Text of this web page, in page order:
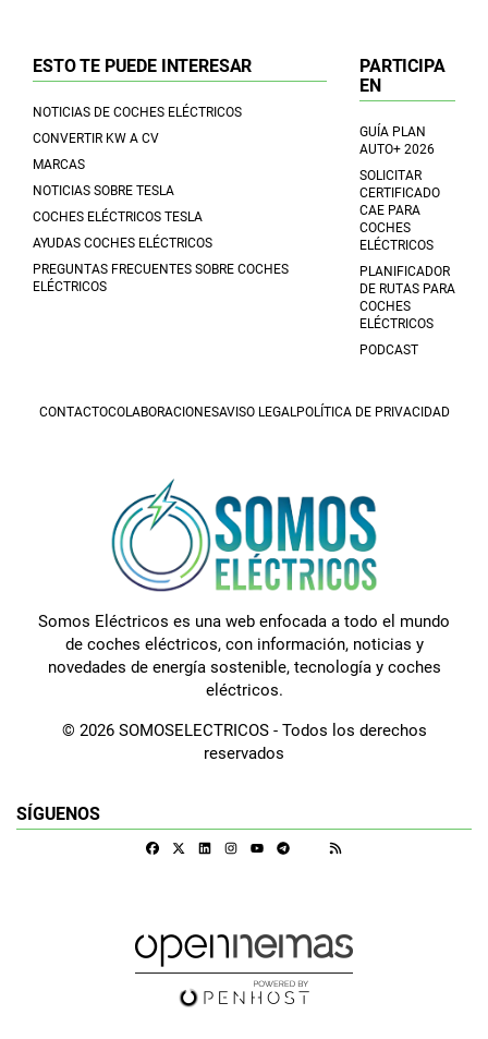
ESTO TE PUEDE INTERESAR
NOTICIAS DE COCHES ELÉCTRICOS
CONVERTIR KW A CV
MARCAS
NOTICIAS SOBRE TESLA
COCHES ELÉCTRICOS TESLA
AYUDAS COCHES ELÉCTRICOS
PREGUNTAS FRECUENTES SOBRE COCHES
ELÉCTRICOS
PARTICIPA
EN
GUÍA PLAN
AUTO+ 2026
SOLICITAR
CERTIFICADO
CAE PARA
COCHES
ELÉCTRICOS
PLANIFICADOR
DE RUTAS PARA
COCHES
ELÉCTRICOS
PODCAST
CONTACTOCOLABORACIONESAVISO LEGALPOLÍTICA DE PRIVACIDAD
Somos Eléctricos es una web enfocada a todo el mundo
de coches eléctricos, con información, noticias y
novedades de energía sostenible, tecnología y coches
eléctricos.
© 2026 SOMOSELECTRICOS - Todos los derechos
reservados
SÍGUENOS
FacebookLinkedinInstagramTelegram
Google Discover